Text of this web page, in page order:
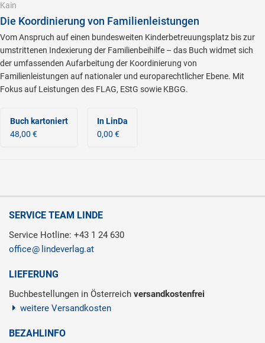
Kain
Die Koordinierung von Familienleistungen
Vom Anspruch auf einen bundesweiten Kinderbetreuungsplatz bis zur
umstrittenen Indexierung der Familienbeihilfe – das Buch widmet sich
der umfassenden Aufarbeitung der Koordinierung von
Familienleistungen auf nationaler und europarechtlicher Ebene. Mit
Fokus auf Leistungen des FLAG, EStG sowie KBGG.
Buch kartoniert
48,00 €
In LinDa
0,00 €
SERVICE TEAM LINDE
Service Hotline: +43 1 24 630
office
lindeverlag.at
LIEFERUNG
Buchbestellungen in Österreich versandkostenfrei
weitere Versandkosten
BEZAHLINFO